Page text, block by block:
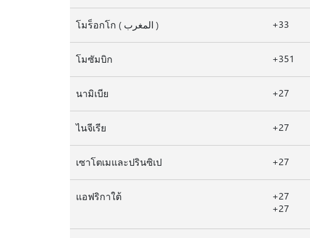
โมร็อกโก ( المغرب ) +33
โมซัมบิก +351
นามิเบีย +27
ไนจีเรีย +27
เซาโตเมและปรินซิเป +27
แอฟริกาใต้
+27
+27